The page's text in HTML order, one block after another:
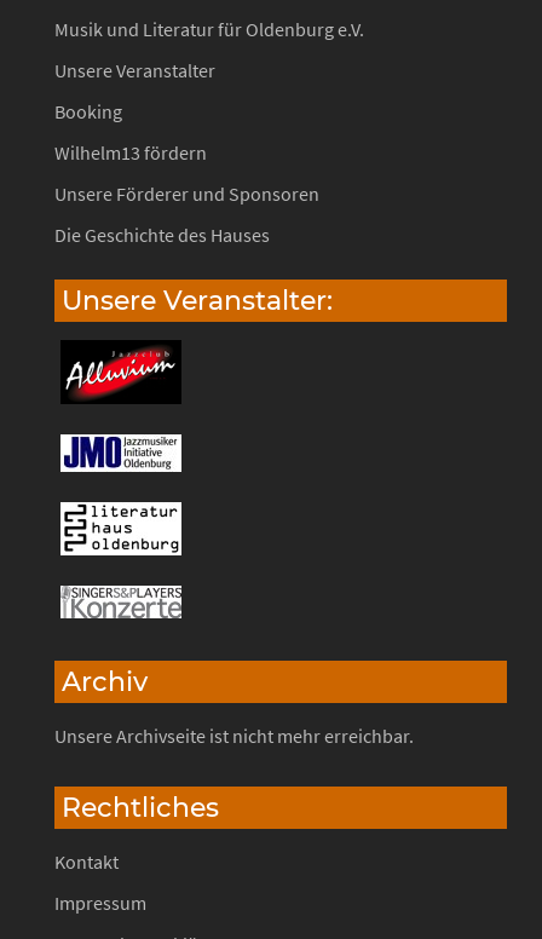
Musik und Literatur für Oldenburg e.V.
Unsere Veranstalter
Booking
Wilhelm13 fördern
Unsere Förderer und Sponsoren
Die Geschichte des Hauses
Unsere Veranstalter:
Archiv
Unsere Archivseite ist nicht mehr erreichbar.
Rechtliches
Kontakt
Impressum